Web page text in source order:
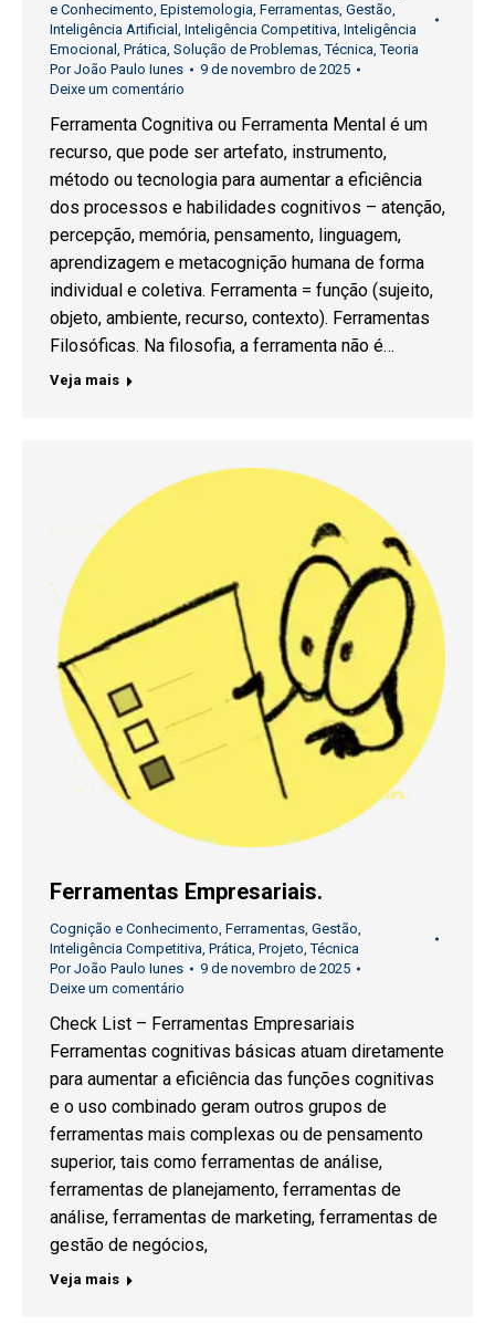
e Conhecimento, Epistemologia, Ferramentas, Gestão,
Inteligência Artificial , Inteligência Competitiva, Inteligência
Emocional , Prática, Solução de Problemas,Técnica,Teoria
PorJoão Paulo Iunes
9 de novembro de 2025
Deixe um comentário
Ferramenta Cognitiva ou Ferramenta Mental é um
recurso, que pode ser artefato, instrumento,
método ou tecnologia para aumentar a eficiência
dos processos e habilidades cognitivos – atenção,
percepção, memória, pensamento, linguagem,
aprendizagem e metacognição humana de forma
individual e coletiva. Ferramenta = função (sujeito,
objeto, ambiente, recurso, contexto). Ferramentas
Filosóficas. Na filosofia, a ferramenta não é…
Veja mais
Ferramentas Empresariais.
Cognição e Conhecimento Ferramentas Gestão
Inteligência Competitiva Prática Projeto ,Técnica
PorJoão Paulo Iunes
9 de novembro de 2025
Deixe um comentário
Check List – Ferramentas Empresariais
Ferramentas cognitivas básicas atuam diretamente
para aumentar a eficiência das funções cognitivas
e o uso combinado geram outros grupos de
ferramentas mais complexas ou de pensamento
superior, tais como ferramentas de análise,
ferramentas de planejamento, ferramentas de
análise, ferramentas de marketing, ferramentas de
gestão de negócios,
Veja mais